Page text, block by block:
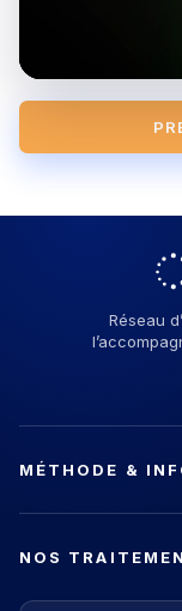
Réseau
MÉTHODE &
NOS